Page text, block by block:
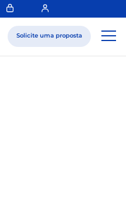
Solicite uma proposta